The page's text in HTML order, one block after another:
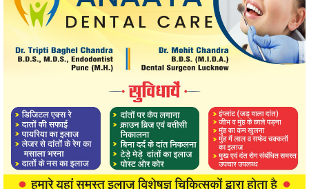
Previous
लगा,अभ्यर्थियों को 2 घंटे पूर्व परीक्षा
केंद्र पहुंचना अनिवार्य, आबकारी
आरक्षक भर्ती की कल 27 जुलाई को है,
परीक्षा
Next
चीन दुनिया की दूसरी बड़ी इकॉनमी
जबकि भारत दुनिया में सबसे तेजी से
बढ़ रही बड़ी इकॉनमी, इस सेक्टर में
चुपचाप हो रहा 'हिंदी-चीनी भाई-भाई